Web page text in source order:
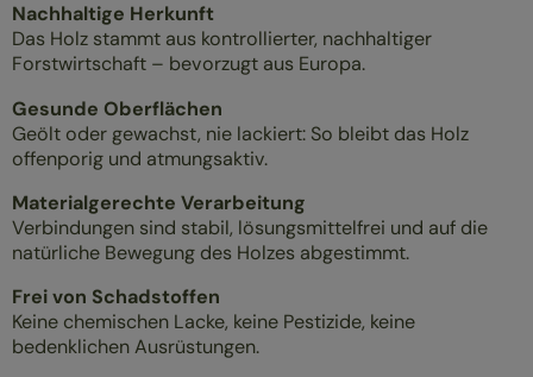
Nachhaltige Herkunft
Das Holz stammt aus kontrollierter, nachhaltiger
Forstwirtschaft – bevorzugt aus Europa.
Gesunde Oberflächen
Geölt oder gewachst, nie lackiert: So bleibt das Holz
offenporig und atmungsaktiv.
Materialgerechte Verarbeitung
Verbindungen sind stabil, lösungsmittelfrei und auf die
natürliche Bewegung des Holzes abgestimmt.
Frei von Schadstoffen
Keine chemischen Lacke, keine Pestizide, keine
bedenklichen Ausrüstungen.